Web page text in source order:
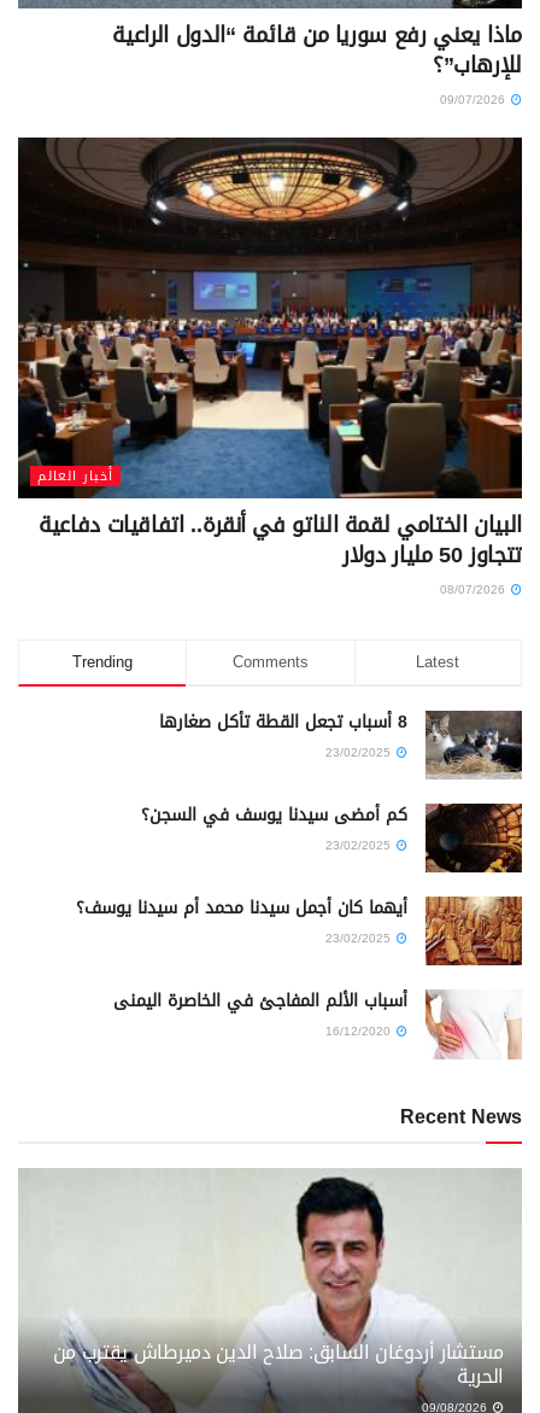
ماذا يعني رفع سوريا من قائمة “الدول الراعية
للإرهاب”؟
أخبار العالم
البيان الختامي لقمة الناتو في أنقرة.. اتفاقيات دفاعية
تتجاوز 50 مليار دولار
Trending Comments Latest
8 أسباب تجعل القطة تأكل صغارها
كم أمضى سيدنا يوسف في السجن؟
أيهما كان أجمل سيدنا محمد أم سيدنا يوسف؟
أسباب الألم المفاجئ في الخاصرة اليمنى
Recent News
مستشار أردوغان السابق: صلاح الدين دميرطاش يقترب من
الحرية